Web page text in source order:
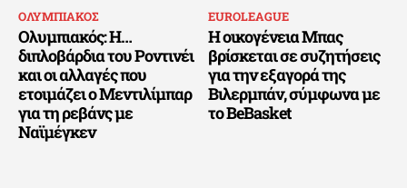
ΟΛΥΜΠΙΑΚΟΣ
Ολυμπιακός: Η…
διπλοβάρδια του Ροντινέι
και οι αλλαγές που
ετοιμάζει ο Μεντιλίμπαρ
για τη ρεβάνς με
Ναϊμέγκεν
EUROLEAGUE
Η οικογένεια Μπας
βρίσκεται σε συζητήσεις
για την εξαγορά της
Βιλερμπάν, σύμφωνα με
το BeBasket